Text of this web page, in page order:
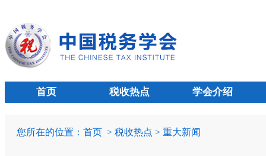
首页 税收热点 学会介绍
您所在的位置： 首页 > 税收热点 > 重大新闻